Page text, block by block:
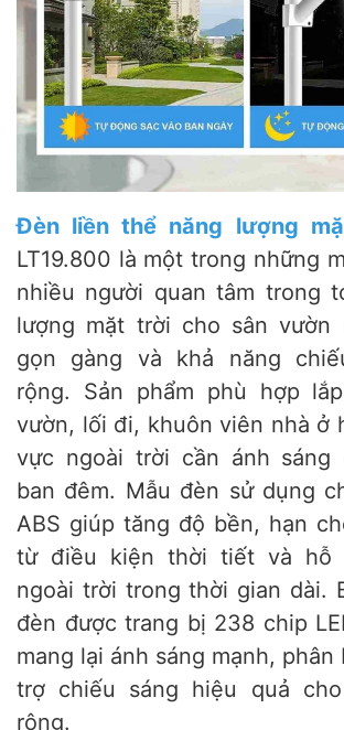
Đèn liền thể năng lượng
LT19.800 là một trong những
nhiều người quan tâm trong
lượng mặt trời cho sân vườn
gọn gàng và khả năng
rộng. Sản phẩm phù hợp
vườn, lối đi, khuôn viên nhà ở
vực ngoài trời cần ánh sáng
ban đêm. Mẫu đèn sử dụng
ABS giúp tăng độ bền, hạn
từ điều kiện thời tiết và hỗ
ngoài trời trong thời gian dài.
đèn được trang bị 238 chip
mang lại ánh sáng mạnh, phân
trợ chiếu sáng hiệu quả
rộng.